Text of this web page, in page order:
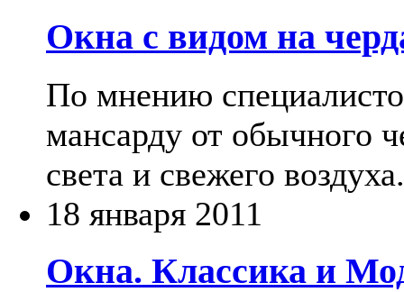
Окна с видом на
По мнению
мансарду от обычного
света и свежего воздуха.
18 января 2011
Окна. Классика и